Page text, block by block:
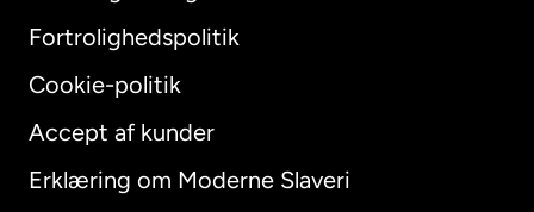
Fortrolighedspolitik
Cookie-politik
Accept af kunder
Erklæring om Moderne Slaveri
International English